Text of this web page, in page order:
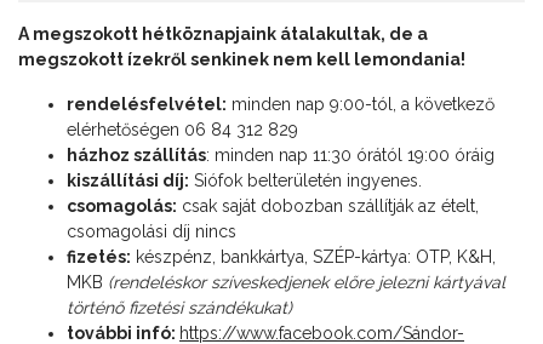
A megszokott hétköznapjaink átalakultak, de a
megszokott ízekről senkinek nem kell lemondania!
rendelésfelvétel: minden nap 9:00-tól, a következő
elérhetőségen 06 84 312 829
házhoz szállítás: minden nap 11:30 órától 19:00 óráig
kiszállítási díj: Siófok belterületén ingyenes.
csomagolás: csak saját dobozban szállítják az ételt,
csomagolási díj nincs
fizetés: készpénz, bankkártya, SZÉP-kártya: OTP, K&H,
MKB (rendeléskor szíveskedjenek előre jelezni kártyával
történő fizetési szándékukat)
további infó: https://www.facebook.com/Sándor-